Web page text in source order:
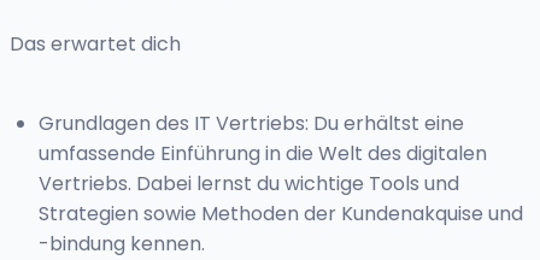
Das erwartet dich
Grundlagen des IT Vertriebs: Du erhältst eine
umfassende Einführung in die Welt des digitalen
Vertriebs. Dabei lernst du wichtige Tools und
Strategien sowie Methoden der Kundenakquise und
-bindung kennen.